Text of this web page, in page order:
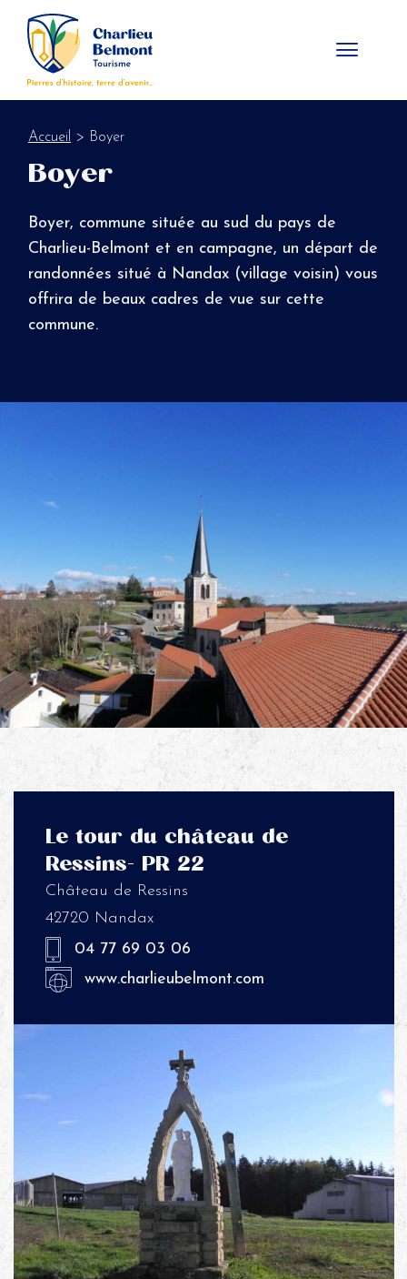
Accueil > Boyer
Boyer
Boyer, commune située au sud du pays de
Charlieu-Belmont et en campagne, un départ de
randonnées situé à Nandax (village voisin) vous
offrira de beaux cadres de vue sur cette
commune.
Le tour du château de
Ressins- PR 22
Château de Ressins
42720 Nandax
04 77 69 03 06
www.charlieubelmont.com
Panneau de gestion des cookies